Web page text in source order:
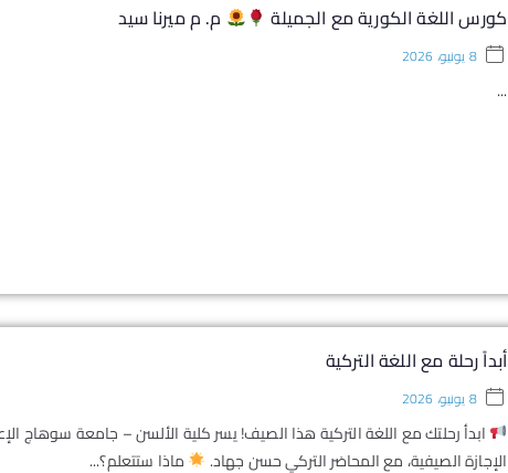
كورس اللغة الكورية مع الجميلة م. م ميرنا سيد
8 يونيو، 2026
...
أبداً رحلة مع اللغة التركية
8 يونيو، 2026
ابدأ رحلتك مع اللغة التركية هذا الصيف! يسر كلية الألسن – جامعة سوهاج
الإجازة الصيفية، مع المحاضر التركي حسن جهاد.
ماذا ستتعلم؟...